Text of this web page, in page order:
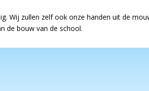
Wij zullen zelf ook onze handen uit de
de bouw van de school.